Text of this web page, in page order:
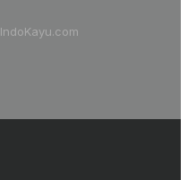
IndoKayu.com